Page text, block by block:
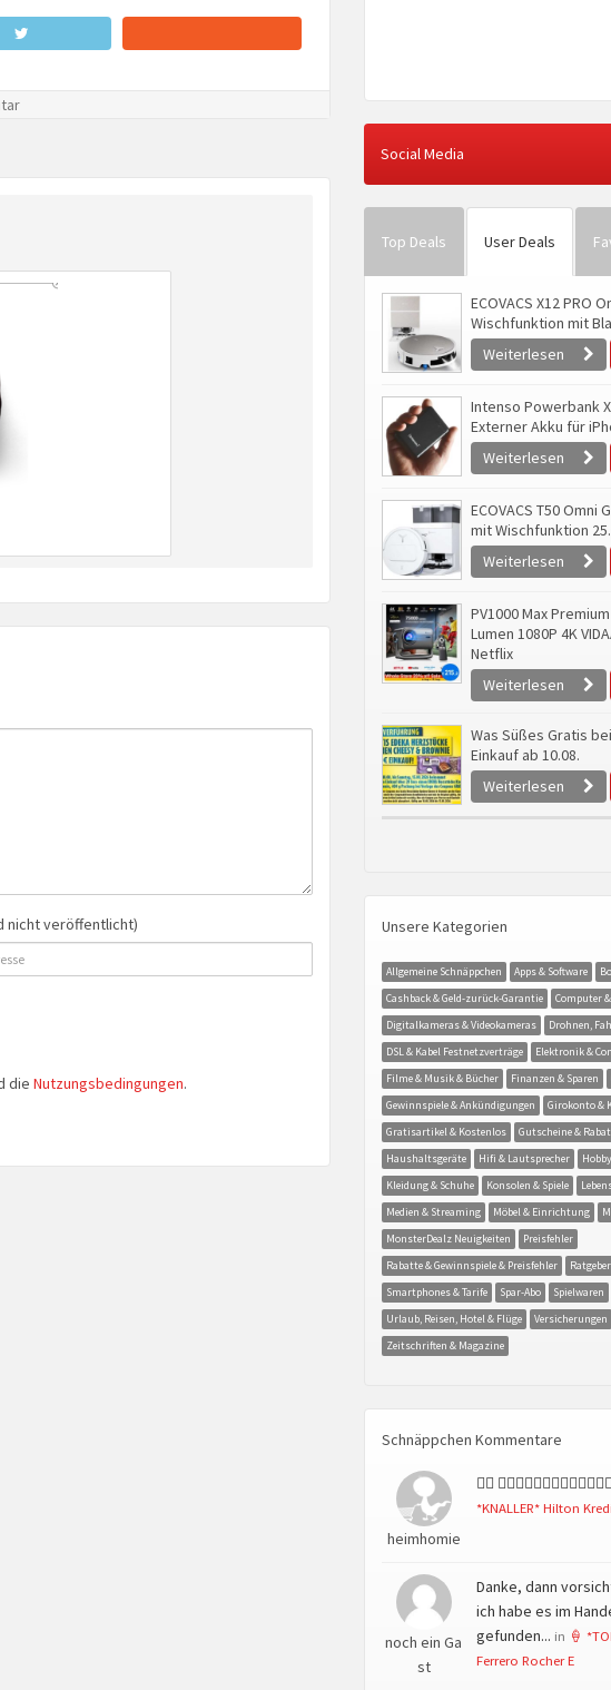
nicht veröffentlicht)
die Nutzungsbedingungen.
Social Media
Top Deals User Deals
ECOVACS X12 PRO
Wischfunktion mit
Weiterlesen
Intenso Powerbank
Externer Akku für
Weiterlesen
ECOVACS T50 Omni
mit Wischfunktion
Weiterlesen
PV1000 Max
Lumen 1080P 4K
Netflix
Weiterlesen
Was Süßes Gratis
Einkauf ab 10.08.
Weiterlesen
Unsere Kategorien
Allgemeine Schnäppchen Apps & Software
Cashback & Geld-zurück-Garantie
Computer
Digitalkameras & Videokameras
Drohnen,
DSL & Kabel Festnetzverträge
Elektronik &
Filme & Musik & Bücher
Finanzen & Sparen
Gewinnspiele & Ankündigungen
Girokonto &
Gratisartikel & Kostenlos
Gutscheine &
Haushaltsgeräte
Hifi & Lautsprecher
Kleidung & Schuhe
Konsolen & Spiele
Medien & Streaming
Möbel & Einrichtung
MonsterDealz Neuigkeiten
Preisfehler
Rabatte & Gewinnspiele & Preisfehler
Ratgeber
Smartphones & Tarife
Spar-Abo Spielwaren
Urlaub, Reisen, Hotel & Flüge
Versicherungen
Zeitschriften & Magazine
Schnäppchen Kommentare
heimhomie
👍🏻
*KNALLER* Hilton
noch ein Ga
st
Danke, dann
ich habe es im
gefunden... in 🍦
Ferrero Rocher E